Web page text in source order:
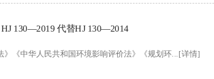
130—2019 代替HJ 130—2014
《中华人民共和国环境影响评价法》《规划环...[详情]